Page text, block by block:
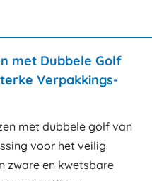
met Dubbele Golf
Verpakkings-
met dubbele golf van
voor het veilig
zware en kwetsbare